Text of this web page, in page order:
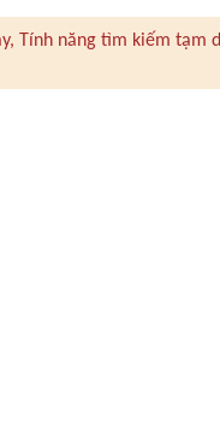
Tính năng tìm kiếm